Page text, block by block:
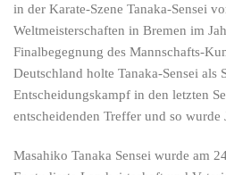
in der Karate-Szene Tanaka-Sensei
Weltmeisterschaften in Bremen im
Finalbegegnung des Mannschafts-
Deutschland holte Tanaka-Sensei als
Entscheidungskampf in den letzten
entscheidenden Treffer und so wurde
Masahiko Tanaka Sensei wurde am